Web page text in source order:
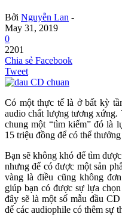
Bởi Nguyễn Lan -
May 31, 2019
0
2201
Chia sẻ Facebook
Tweet
Có một thực tế là ở bất kỳ
audio chất lượng tương xứng.
chung một “tìm kiếm” đó là
15 triệu đồng để có thể
Bạn sẽ không khó để tìm
nhưng để có được một sản
vàng là điều cũng không
giúp bạn có được sự lựa
đây sẽ là một số mẫu đầu
để các audiophile có thêm sự